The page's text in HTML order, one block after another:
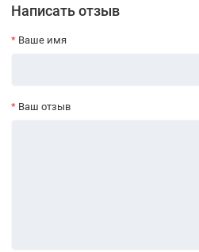
Написать отзыв
Ваше имя
Ваш отзыв